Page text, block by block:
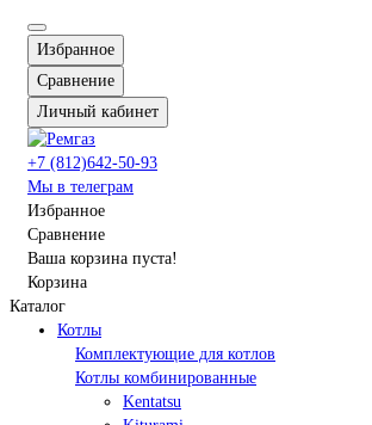
Избранное
Сравнение
Личный кабинет
+7 (812)642-50-93
Мы в телеграм
Избранное
Сравнение
Ваша корзина пуста!
Корзина
Каталог
Котлы
Комплектующие для котлов
Котлы комбинированные
Kentatsu